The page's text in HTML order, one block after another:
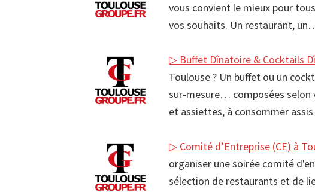
vous convient le mieux pour
vos souhaits. Un restaurant,
▷ Buffet Dînatoire & Cocktails
Toulouse ? Un buffet ou un
sur-mesure… composées selon
et assiettes, à consommer
▷ Comité d’Entreprise (CE) à
organiser une soirée comité
sélection de restaurants et de